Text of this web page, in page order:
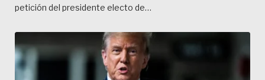
petición del presidente electo de…